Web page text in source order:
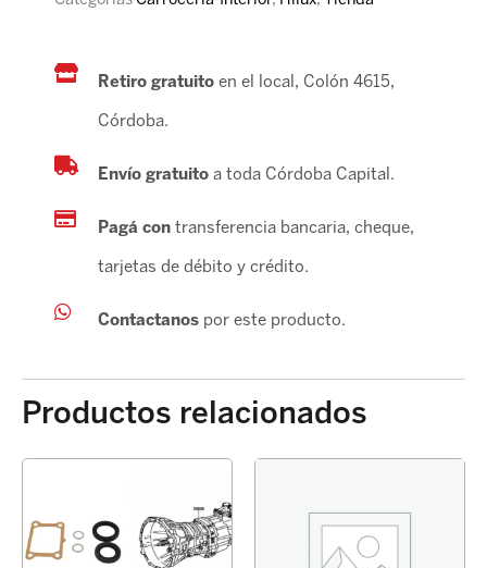
Retiro gratuito en el local, Colón 4615,
Córdoba.
Envío gratuitoa toda Córdoba Capital.
Pagá contransferencia bancaria, cheque,
tarjetas de débito y crédito.
Contactanospor este producto.
Productos relacionados